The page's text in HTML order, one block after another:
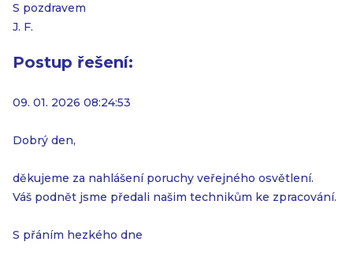
S pozdravem
J. F.
Postup řešení:
09. 01. 2026 08:24:53
Dobrý den,
děkujeme za nahlášení poruchy veřejného osvětlení.
Váš podnět jsme předali našim technikům ke zpracování.
S přáním hezkého dne